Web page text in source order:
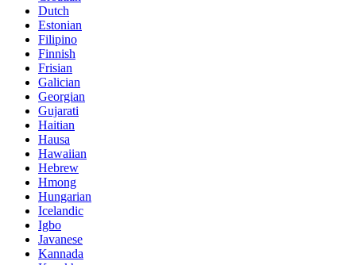
Dutch
Estonian
Filipino
Finnish
Frisian
Galician
Georgian
Gujarati
Haitian
Hausa
Hawaiian
Hebrew
Hmong
Hungarian
Icelandic
Igbo
Javanese
Kannada